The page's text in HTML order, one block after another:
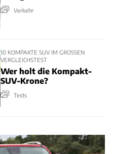
Verkehr
10 KOMPAKTE SUV IM GROSSEN V
ERGLEICHSTEST
Wer holt die Kompakt-
SUV-Krone?
Tests